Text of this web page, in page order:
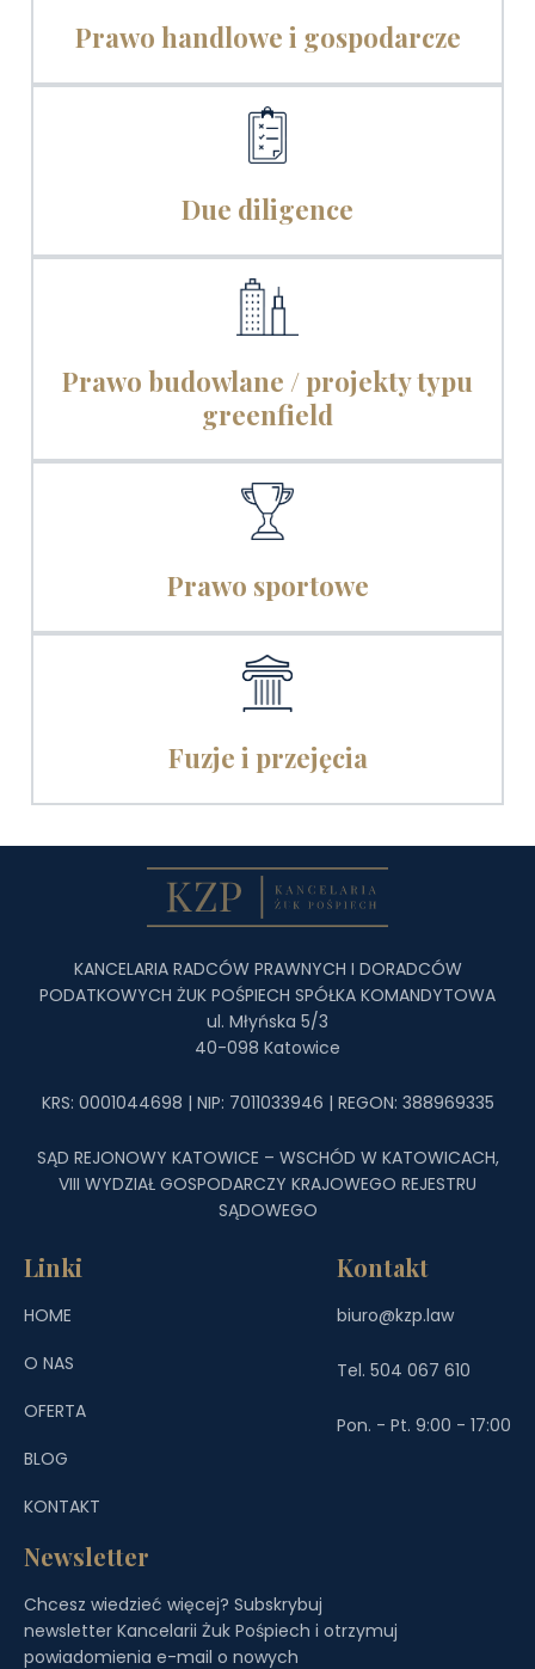
Prawo handlowe i gospodarcze
Due diligence
Prawo budowlane / projekty typu
greenfield
Prawo sportowe
Fuzje i przejęcia
KANCELARIA RADCÓW PRAWNYCH I DORADCÓW
PODATKOWYCH ŻUK POŚPIECH SPÓŁKA KOMANDYTOWA
ul. Młyńska 5/3
40-098 Katowice
KRS: 0001044698 | NIP: 7011033946 | REGON: 388969335
SĄD REJONOWY KATOWICE – WSCHÓD W KATOWICACH,
VIII WYDZIAŁ GOSPODARCZY KRAJOWEGO REJESTRU
SĄDOWEGO
Kontakt
biuro@kzp.law
Tel. 504 067 610
Pon. - Pt. 9:00 - 17:00
Linki
HOME
O NAS
OFERTA
BLOG
KONTAKT
Newsletter
Chcesz wiedzieć więcej? Subskrybuj
newsletter Kancelarii Żuk Pośpiech i otrzymuj
powiadomienia e-mail o nowych